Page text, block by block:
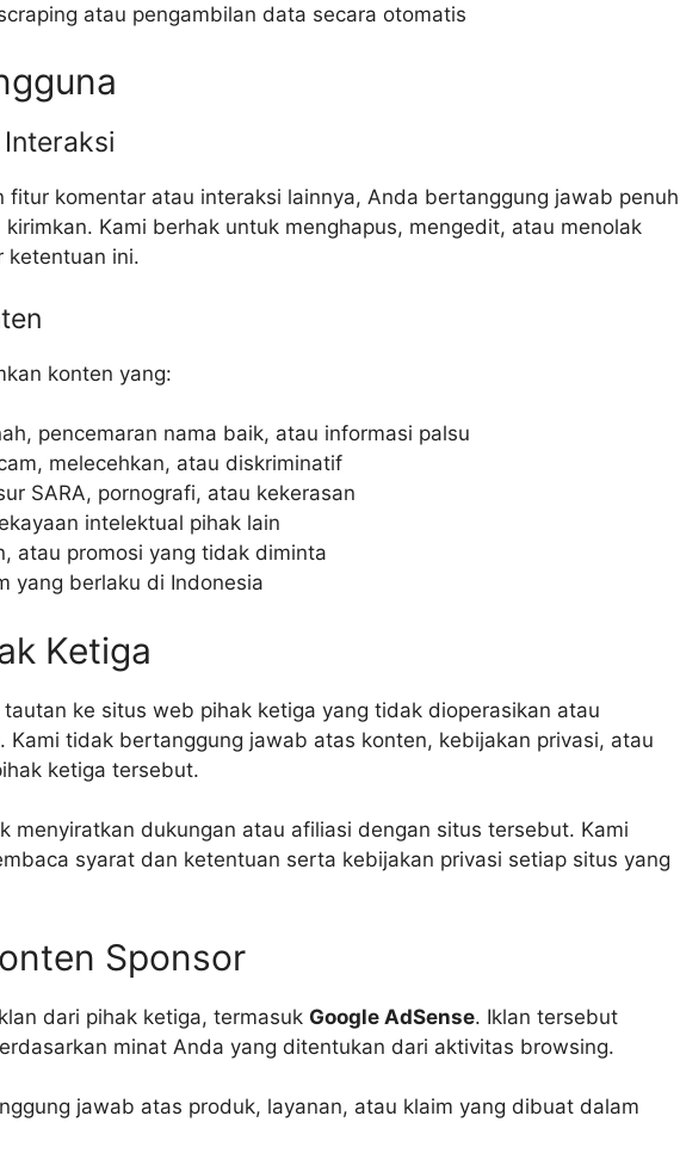
atau pengambilan data secara otomatis
Interaksi
fitur komentar atau interaksi lainnya, Anda bertanggung jawab penuh
Kami berhak untuk menghapus, mengedit, atau menolak
ketentuan ini.
konten yang:
pencemaran nama baik, atau informasi palsu
melecehkan, atau diskriminatif
SARA, pornografi, atau kekerasan
intelektual pihak lain
atau promosi yang tidak diminta
yang berlaku di Indonesia
Ketiga
ke situs web pihak ketiga yang tidak dioperasikan atau
Kami tidak bertanggung jawab atas konten, kebijakan privasi, atau
ketiga tersebut.
menyiratkan dukungan atau afiliasi dengan situs tersebut. Kami
syarat dan ketentuan serta kebijakan privasi setiap situs yang
Sponsor
dari pihak ketiga, termasuk Google AdSense. Iklan tersebut
minat Anda yang ditentukan dari aktivitas browsing.
jawab atas produk, layanan, atau klaim yang dibuat dalam